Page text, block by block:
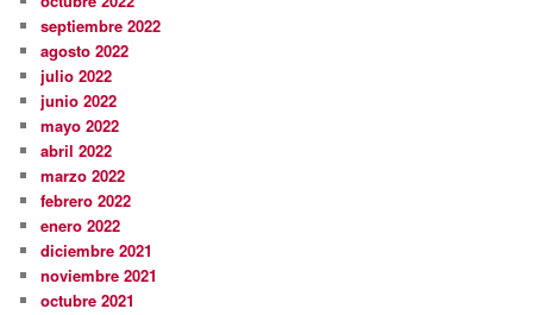
septiembre 2022
agosto 2022
julio 2022
junio 2022
mayo 2022
abril 2022
marzo 2022
febrero 2022
enero 2022
diciembre 2021
noviembre 2021
octubre 2021